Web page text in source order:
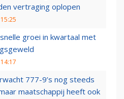
vertraging oplopen
groei in kwartaal met
777-9’s nog steeds
maatschappij heeft ook